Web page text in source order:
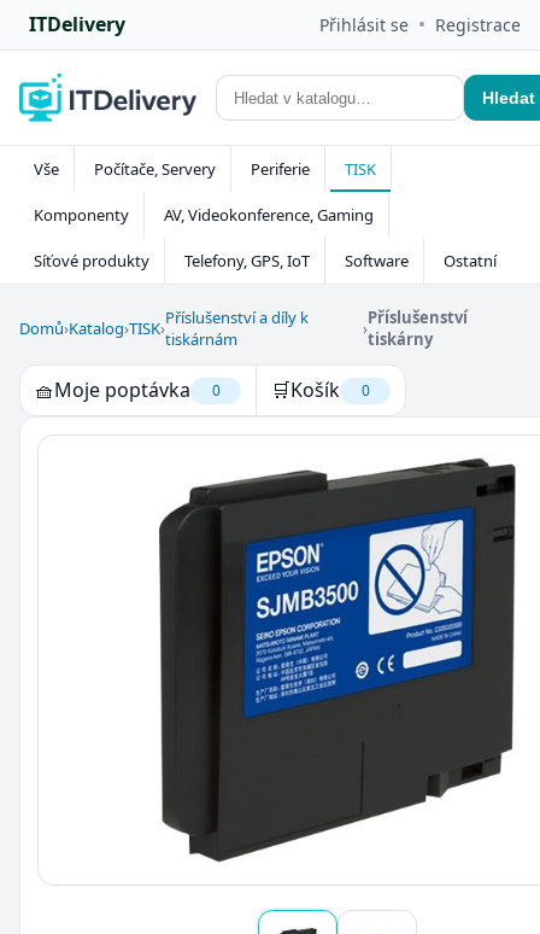
ITDelivery Přihlásit se • Registrace
Hledat
Vše Počítače, Servery Periferie TISK
Komponenty AV, Videokonference, Gaming
Síťové produkty Telefony, GPS, IoT Software Ostatní
Domů›Katalog›TISK›Příslušenství a díly k
tiskárnám
›Příslušenství
tiskárny
🧺Moje poptávka 0 🛒Košík 0